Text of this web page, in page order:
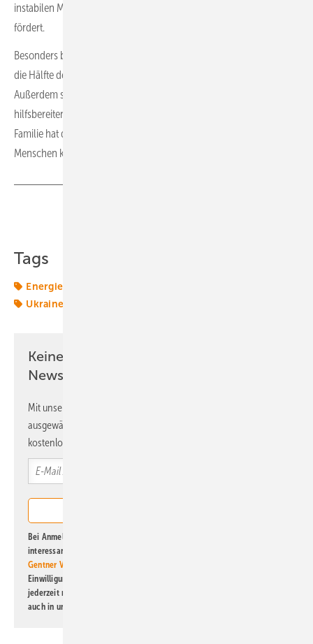
instabilen Märkten mit, was das kreative Denken und Modernisieren
fördert.
Besonders beeindruckend an Deutschland finde ich, dass mehr als
die Hälfte der Stromerzeugung aus erneuerbaren Quellen stammt.
Außerdem schätze ich sehr die unglaublich gastfreundlichen und
hilfsbereiten Menschen, denen wir hier begegnet sind. Unsere
Familie hat das große Glück, in Deutschland wirklich wunderbare
Menschen kennenzulernen. (fk)
Tags
Energiemarkt
Ukraine
Keine Zeit? Kein Problem mit dem ERE
Newsletter!
Mit unserem Newsletter erhalten Sie regelmäßig von uns
ausgewählte Informationen und Neuigkeiten, gebündelt und
kostenlos direkt ins Postfach.
Bei Anmeldung zu diesem Newsletter bin ich damit einverstanden, über
interessante Verlags- und Online-Angebote
Gentner Verlag GmbH & Co. KG
Einwilligung kann ich jederzeit widerrufen und eine Abmeldung ist
jederzeit möglich. Informationen zum Umgang mit Daten finden Sie
auch in unserer